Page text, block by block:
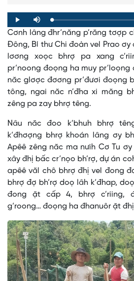
Play Mute Loaded:
0%
Progress:
0%
Cơnh lâng đhr’năng p’răng tơợp
Đông, Bí thư Chi đoàn vel Prao ơy
lơơng xoọc bhrợ pa xang
pr’noong đoọng ha muy
năc glơợc đơơng pr’đươi đoọng
tông, ngai năc n’đha xi măng
zêng pa zay bhrợ têng.
Nâu năc đoo k’bhuh bhrợ
k’đhơợng bhrợ khoán lâng ơy
Apêê zêng năc ma nưih Cơ Tu
xây đhị bấc cr’nọo bh’rợ, dự án
apêê văl chô bhrợ đhị vel đong
bhrợ đợ bh’rợ doọ lâh k’đhap,
đong ặt cấp 4, bhrợ c’riing,
g’roong… đoọng ha đhanuôr ặt